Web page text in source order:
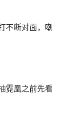
不断对面，嘲
霓凰之前先看